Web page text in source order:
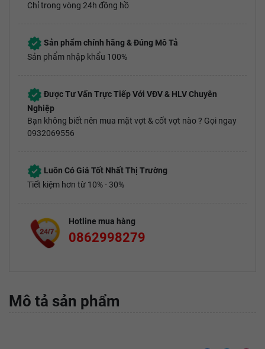
Chỉ trong vòng 24h đồng hồ
Sản phẩm chính hãng & Đúng Mô Tả
Sản phẩm nhập khẩu 100%
Được Tư Vấn Trực Tiếp Với VĐV & HLV Chuyên
Nghiệp
Bạn không biết nên mua mặt vợt & cốt vợt nào ? Gọi ngay
0932069556
Luôn Có Giá Tốt Nhất Thị Trường
Tiết kiệm hơn từ 10% - 30%
Hotline mua hàng
0862998279
Mô tả sản phẩm